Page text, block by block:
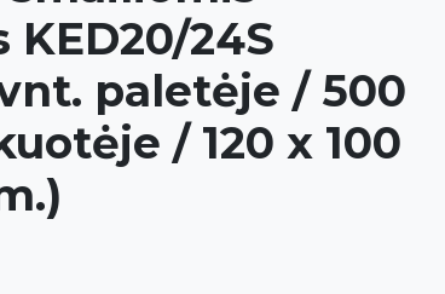
KED20/24S
paletėje / 500
/ 120 x 100